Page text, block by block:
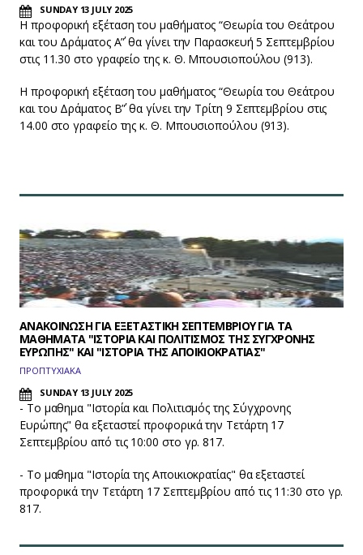
SUNDAY 13 JULY 2025
Η προφορική εξέταση του μαθήματος “Θεωρία του Θεάτρου
και του Δράματος Α΄” θα γίνει την Παρασκευή 5 Σεπτεμβρίου
στις 11.30 στο γραφείο της κ. Θ. Μπουσιοπούλου (913).
Η προφορική εξέταση του μαθήματος “Θεωρία του Θεάτρου
και του Δράματος Β΄” θα γίνει την Τρίτη 9 Σεπτεμβρίου στις
14.00 στο γραφείο της κ. Θ. Μπουσιοπούλου (913).
ΑΝΑΚΟΙΝΩΣΗ ΓΙΑ ΕΞΕΤΑΣΤΙΚΗ ΣΕΠΤΕΜΒΡΙΟΥ ΓΙΑ ΤΑ
ΜΑΘΗΜΑΤΑ "ΙΣΤΟΡΙΑ ΚΑΙ ΠΟΛΙΤΙΣΜΟΣ ΤΗΣ ΣΥΓΧΡΟΝΗΣ
ΕΥΡΩΠΗΣ" ΚΑΙ "ΙΣΤΟΡΙΑ ΤΗΣ ΑΠΟΙΚΙΟΚΡΑΤΙΑΣ"
ΠΡΟΠΤΥΧΙΑΚΑ
SUNDAY 13 JULY 2025
- Το μαθημα "Ιστορία και Πολιτισμός της Σύγχρονης
Ευρώπης" θα εξεταστεί προφορικά την Τετάρτη 17
Σεπτεμβρίου από τις 10:00 στο γρ. 817.
- Το μαθημα "Ιστορία της Αποικιοκρατίας" θα εξεταστεί
προφορικά την Τετάρτη 17 Σεπτεμβρίου από τις 11:30 στο γρ.
817.